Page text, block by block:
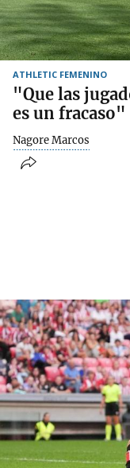
ATHLETIC FEMENINO
"Que las
es un fracaso"
Nagore Marcos